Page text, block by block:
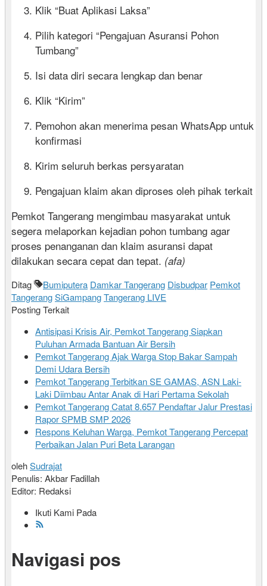
Klik “Buat Aplikasi Laksa”
Pilih kategori “Pengajuan Asuransi Pohon
Tumbang”
Isi data diri secara lengkap dan benar
Klik “Kirim”
Pemohon akan menerima pesan WhatsApp untuk
konfirmasi
Kirim seluruh berkas persyaratan
Pengajuan klaim akan diproses oleh pihak terkait
Pemkot Tangerang mengimbau masyarakat untuk
segera melaporkan kejadian pohon tumbang agar
proses penanganan dan klaim asuransi dapat
dilakukan secara cepat dan tepat. (afa)
Ditag Bumiputera Damkar Tangerang Disbudpar Pemkot
TangerangSiGampangTangerang LIVE
Posting Terkait
Antisipasi Krisis Air, Pemkot Tangerang Siapkan
Puluhan Armada Bantuan Air Bersih
Pemkot Tangerang Ajak Warga Stop Bakar Sampah
Demi Udara Bersih
Pemkot Tangerang Terbitkan SE GAMAS, ASN Laki-
Laki Diimbau Antar Anak di Hari Pertama Sekolah
Pemkot Tangerang Catat 8.657 Pendaftar Jalur Prestasi
Rapor SPMB SMP 2026
Respons Keluhan Warga, Pemkot Tangerang Percepat
Perbaikan Jalan Puri Beta Larangan
olehSudrajat
Penulis: Akbar Fadillah
Editor: Redaksi
Ikuti Kami Pada
Navigasi pos